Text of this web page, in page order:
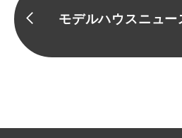
モデルハウスニュー